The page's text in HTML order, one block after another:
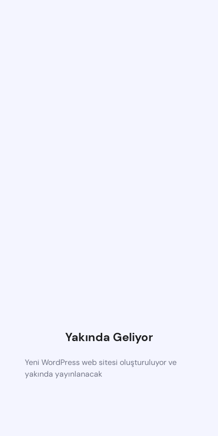
Yakında Geliyor
Yeni WordPress web sitesi oluşturuluyor ve
yakında yayınlanacak